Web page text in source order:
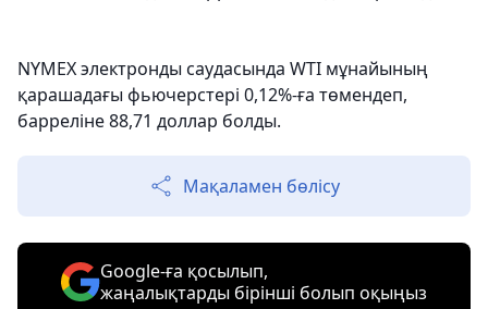
NYMEX электронды саудасында WTI мұнайының
қарашадағы фьючерстері 0,12%-ға төмендеп,
барреліне 88,71 доллар болды.
Мақаламен бөлісу
Google-ға қосылып,
жаңалықтарды бірінші болып оқыңыз